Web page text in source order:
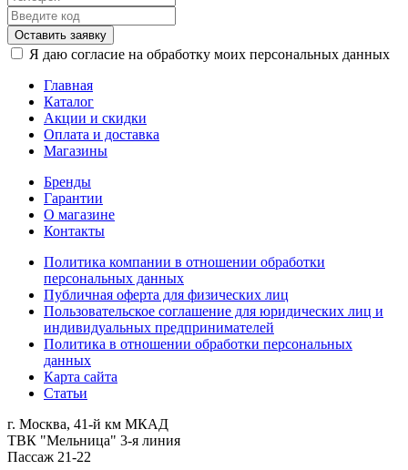
Оставить заявку
Я даю согласие на обработку моих персональных данных
Главная
Каталог
Акции и скидки
Оплата и доставка
Магазины
Бренды
Гарантии
О магазине
Контакты
Политика компании в отношении обработки
персональных данных
Публичная оферта для физических лиц
Пользовательское соглашение для юридических лиц и
индивидуальных предпринимателей
Политика в отношении обработки персональных
данных
Карта сайта
Статьи
г. Москва, 41-й км МКАД
ТВК "Мельница" 3-я линия
Пассаж 21-22